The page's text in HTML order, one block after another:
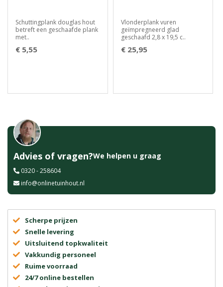
Schuttingplank douglas hout
betreft een geschaafde plank
met..
€ 5,55
Vlonderplank vuren
geïmpregneerd glad
geschaafd 2,8 x 19,5 c..
€ 25,95
Advies of vragen?We helpen u graag
0320 - 258604
info@onlinetuinhout.nl
Scherpe prijzen
Snelle levering
Uitsluitend topkwaliteit
Vakkundig personeel
Ruime voorraad
24/7 online bestellen